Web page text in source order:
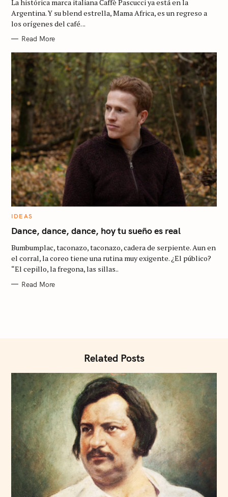
O
R
I
E
La histórica marca italiana Caffè Pascucci ya está en la
Argentina. Y su blend estrella, Mama Africa, es un regreso a
los orígenes del café. ..
Read More
C
T
E
O
R
I
E
IDEAS
Dance, dance, dance, hoy tu sueño es real
Bumbumplac, taconazo, taconazo, cadera de serpiente. Aun en
el corral, la coreo tiene una rutina muy exigente. ¿El público?
“El cepillo, la fregona, las sillas..
Read More
Related Posts
a
h
r
: